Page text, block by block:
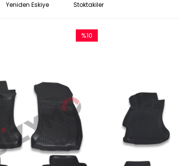
Yeniden Eskiye Stoktakiler
%10